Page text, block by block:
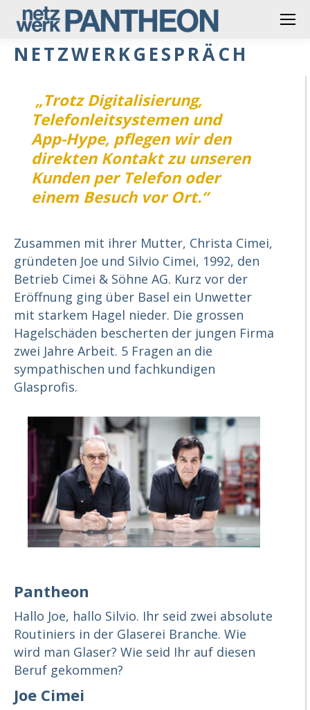
NETZWERKGESPRÄCH
„Trotz Digitalisierung,
Telefonleitsystemen und
App-Hype, pflegen wir den
direkten Kontakt zu unseren
Kunden per Telefon oder
einem Besuch vor Ort.“
Zusammen mit ihrer Mutter, Christa Cimei,
gründeten Joe und Silvio Cimei, 1992, den
Betrieb Cimei & Söhne AG. Kurz vor der
Eröffnung ging über Basel ein Unwetter
mit starkem Hagel nieder. Die grossen
Hagelschäden bescherten der jungen Firma
zwei Jahre Arbeit. 5 Fragen an die
sympathischen und fachkundigen
Glasprofis.
Pantheon
Hallo Joe, hallo Silvio. Ihr seid zwei absolute
Routiniers in der Glaserei Branche. Wie
wird man Glaser? Wie seid Ihr auf diesen
Beruf gekommen?
Joe Cimei